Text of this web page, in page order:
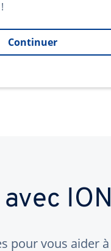
Continuer
pour vous aider